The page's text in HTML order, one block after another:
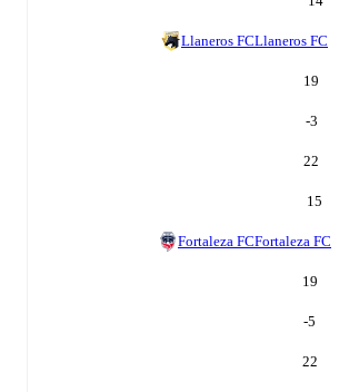
Llaneros FCLlaneros FC
19
-3
22
15
Fortaleza FCFortaleza FC
19
-5
22